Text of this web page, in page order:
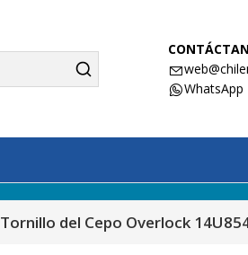
Tornillo del Cepo Overlock